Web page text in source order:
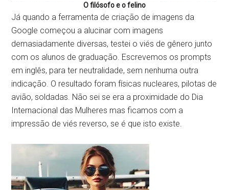
O filósofo e o felino
Já quando a ferramenta de criação de imagens da
Google começou a alucinar com imagens
demasiadamente diversas, testei o viés de gênero junto
com os alunos de graduação. Escrevemos os prompts
em inglês, para ter neutralidade, sem nenhuma outra
indicação. O resultado foram físicas nucleares, pilotas de
avião, soldadas. Não sei se era a proximidade do Dia
Internacional das Mulheres mas ficamos com a
impressão de viés reverso, se é que isto existe.